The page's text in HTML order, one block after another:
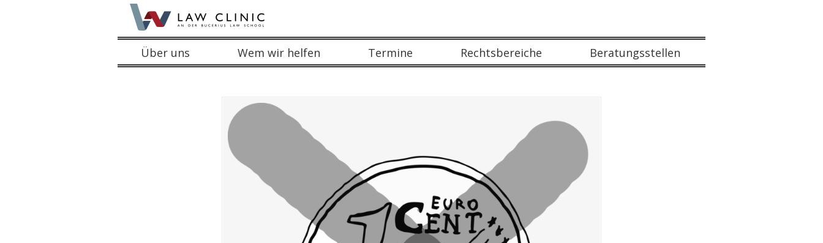
Über uns Wem wir helfen Termine Rechtsbereiche Beratungsstellen